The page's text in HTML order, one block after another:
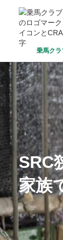
乗馬クラ
HOME 乗馬
SRC
家族